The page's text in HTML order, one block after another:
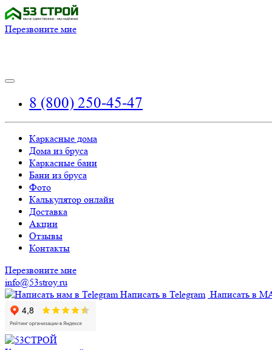
Перезвоните мне
8 (800) 250-45-47
Каркасные дома
Дома из бруса
Каркасные бани
Бани из бруса
Фото
Калькулятор онлайн
Доставка
Акции
Отзывы
Контакты
Перезвоните мне
info@53stroy.ru
Написать в Telegram Написать в